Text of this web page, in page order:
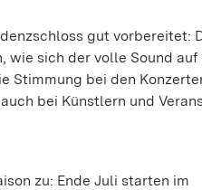
gut vorbereitet:
wie sich der volle Sound auf
Stimmung bei den
bei Künstlern und
zu: Ende Juli starten im